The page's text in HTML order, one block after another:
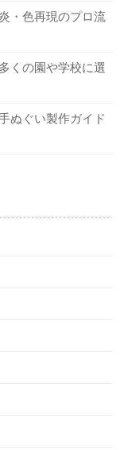
作前に確認
しておきましょ
だけ製作したい
認し、小ロット
と
です。いくつか
まとめておきま
丁寧さなどにも目
ことが大切で
めました。
ができるのか？
け負う業者を探
どうすべきか？
、サービスで作
相談ください。
・色再現のプロ流
くの園や学校に選
ぬぐい製作ガイド